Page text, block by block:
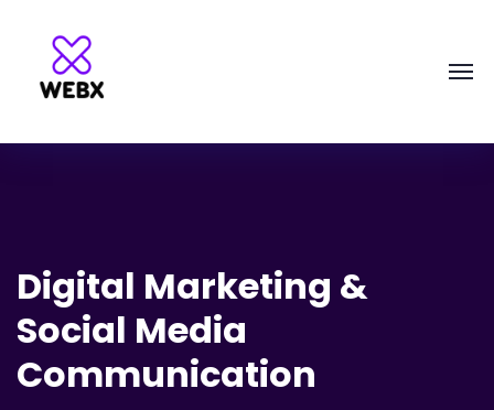
Digital Marketing &
Social Media
Communication